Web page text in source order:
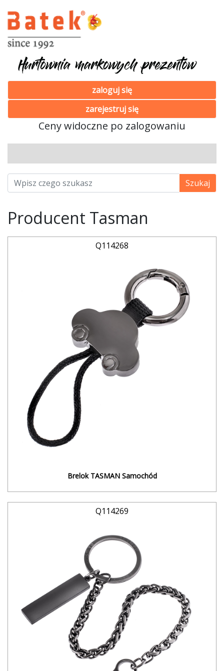
zaloguj się
zarejestruj się
Ceny widoczne po zalogowaniu
Producent Tasman
Q114268
Brelok TASMAN Samochód
Q114269